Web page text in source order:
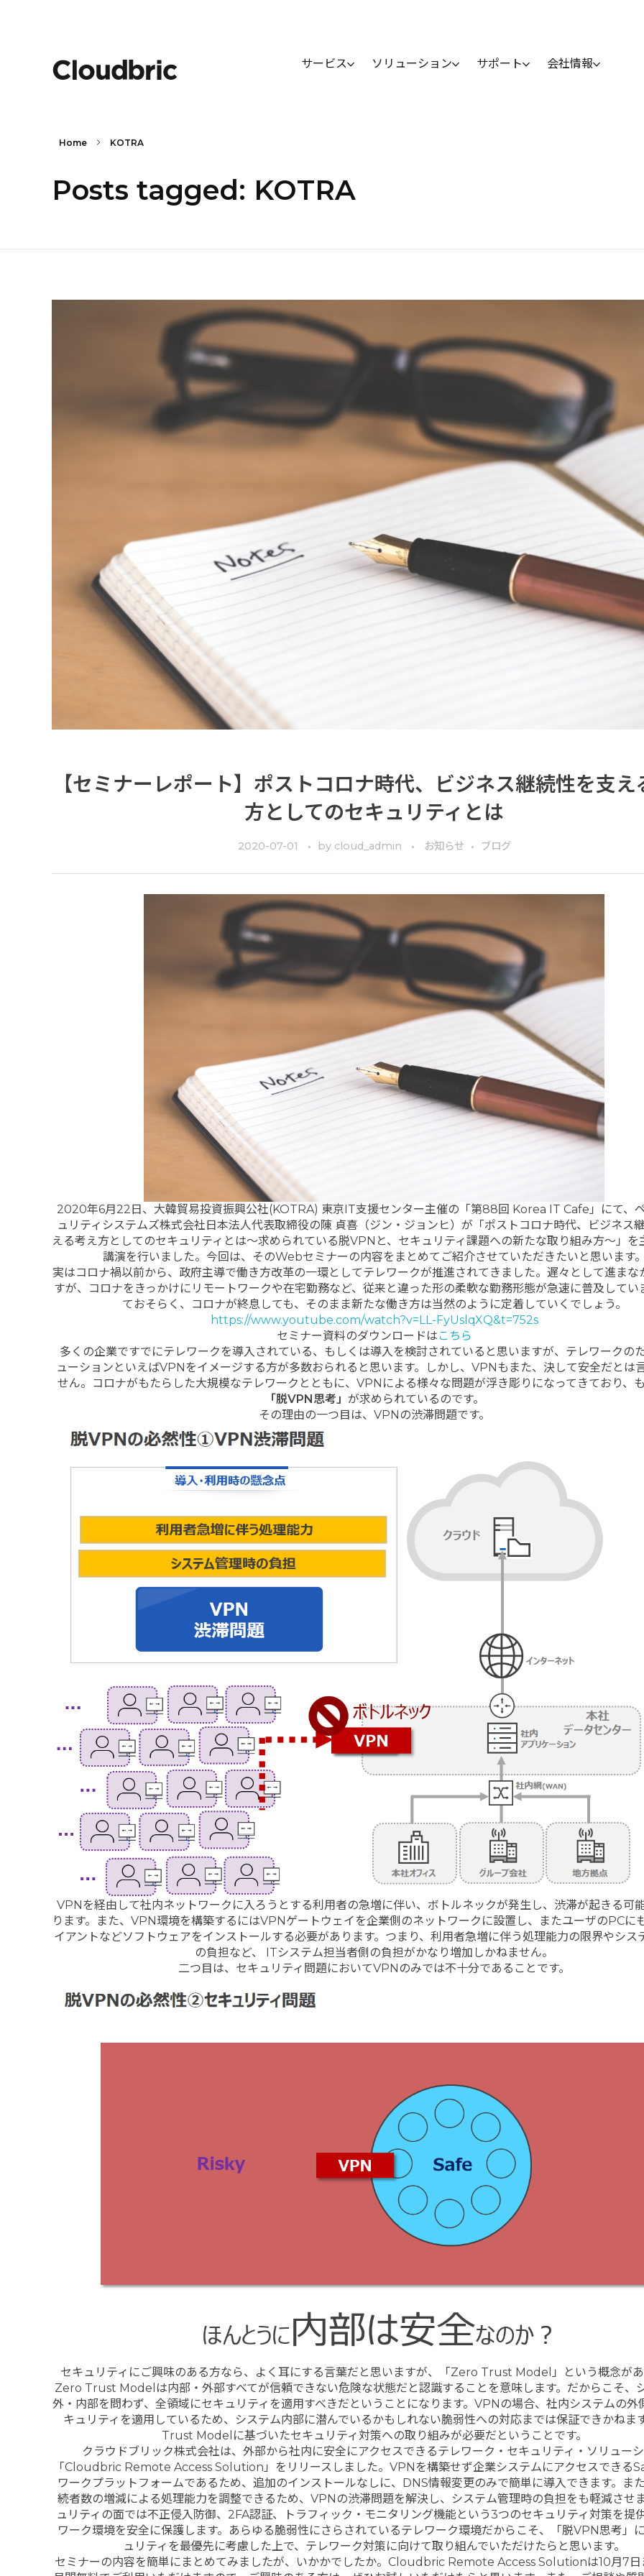
サービス ソリューション サポート 会社情報
Home KOTRA
Posts tagged: KOTRA
【セミナーレポート】ポストコロナ時代、ビジネス継続性を支え
方としてのセキュリティとは
2020-07-01 by cloud_admin お知らせ ブログ
2020年6月22日、大韓貿易投資振興公社(KOTRA) 東京IT支援センター主催の「第88回 Korea IT Cafe」にて、
ュリティシステムズ株式会社日本法人代表取締役の陳 貞喜（ジン・ジョンヒ）が「ポストコロナ時代、ビジネス
える考え方としてのセキュリティとは～求められている脱VPNと、セキュリティ課題への新たな取り組み方～」を
講演を行いました。今回は、そのWebセミナーの内容をまとめてご紹介させていただきたいと思います
実はコロナ禍以前から、政府主導で働き方改革の一環としてテレワークが推進されてきました。遅々として進まな
すが、コロナをきっかけにリモートワークや在宅勤務など、従来と違った形の柔軟な勤務形態が急速に普及してい
ておそらく、コロナが終息しても、そのまま新たな働き方は当然のように定着していくでしょう。
https://www.youtube.com/watch?v=LL-FyUslqXQ&t=752s
セミナー資料のダウンロードはこちら
多くの企業ですでにテレワークを導入されている、もしくは導入を検討されていると思いますが、テレワークの
ューションといえばVPNをイメージする方が多数おられると思います。しかし、VPNもまた、決して安全だとは
せん。コロナがもたらした大規模なテレワークとともに、VPNによる様々な問題が浮き彫りになってきており、
「脱VPN思考」 が求められているのです。
その理由の一つ目は、VPNの渋滞問題です。
VPNを経由して社内ネットワークに入ろうとする利用者の急増に伴い、ボトルネックが発生し、渋滞が起きる可
ります。また、VPN環境を構築するにはVPNゲートウェイを企業側のネットワークに設置し、またユーザのPCに
イアントなどソフトウェアをインストールする必要があります。つまり、利用者急増に伴う処理能力の限界やシス
の負担など、 ITシステム担当者側の負担がかなり増加しかねません。
二つ目は、セキュリティ問題においてVPNのみでは不十分であることです。
セキュリティにご興味のある方なら、よく耳にする言葉だと思いますが、「Zero Trust Model」という概念が
Zero Trust Modelは内部・外部すべてが信頼できない危険な状態だと認識することを意味します。だからこそ、
外・内部を問わず、全領域にセキュリティを適用すべきだということになります。VPNの場合、社内システムの外
キュリティを適用しているため、システム内部に潜んでいるかもしれない脆弱性への対応までは保証できかねま
Trust Modelに基づいたセキュリティ対策への取り組みが必要だということです。
クラウドブリック株式会社は、外部から社内に安全にアクセスできるテレワーク・セキュリティ・ソリュー
「Cloudbric Remote Access Solution」をリリースしました。VPNを構築せず企業システムにアクセスできる
ワークプラットフォームであるため、追加のインストールなしに、DNS情報変更のみで簡単に導入できます。ま
続者数の増減による処理能力を調整できるため、VPNの渋滞問題を解決し、システム管理時の負担をも軽減させ
ュリティの面では不正侵入防御、2FA認証、トラフィック・モニタリング機能という3つのセキュリティ対策を提
ワーク環境を安全に保護します。あらゆる脆弱性にさらされているテレワーク環境だからこそ、「脱VPN思考」
ュリティを最優先に考慮した上で、テレワーク対策に向けて取り組んでいただけたらと思います。
セミナーの内容を簡単にまとめてみましたが、いかかでしたか。Cloudbric Remote Access Solutionは10月7日